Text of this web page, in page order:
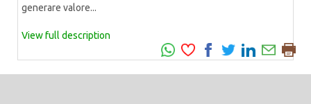
generare valore...
View full description